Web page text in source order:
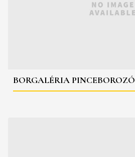
BORGALÉRIA PINCEBOROZÓ